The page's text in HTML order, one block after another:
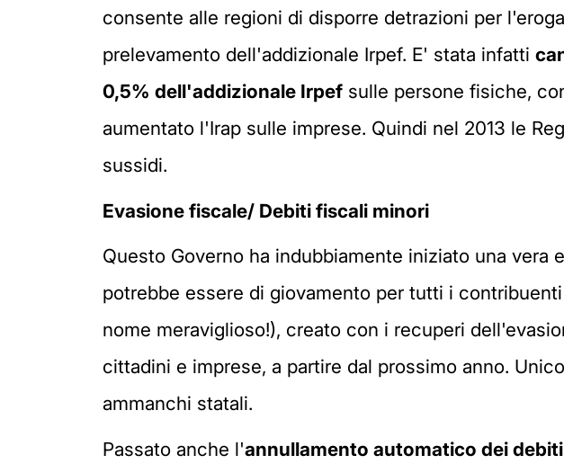
consente alle regioni di disporre detrazioni per
prelevamento dell'addizionale Irpef. E' stata infatti
0,5% dell'addizionale Irpef sulle persone fisiche,
aumentato l'Irap sulle imprese. Quindi nel 2013 le
sussidi.
Evasione fiscale/ Debiti fiscali minori
Questo Governo ha indubbiamente iniziato una
potrebbe essere di giovamento per tutti i
nome meraviglioso!), creato con i recuperi
cittadini e imprese, a partire dal prossimo anno.
ammanchi statali.
Passato anche l'annullamento automatico dei